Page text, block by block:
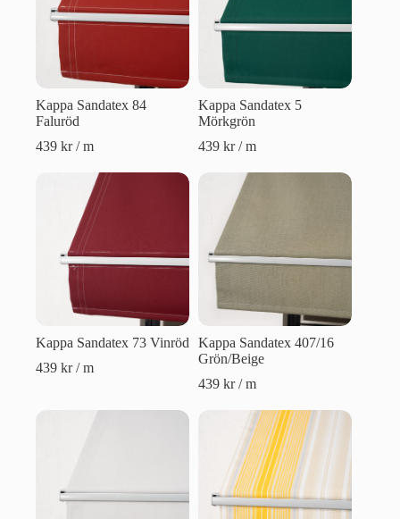
Kappa Sandatex 84
Faluröd
439 kr / m
Kappa Sandatex 5
Mörkgrön
439kr / m
Kappa Sandatex 73 Vinröd
439 kr / m
Kappa Sandatex 407/16
Grön/Beige
439kr / m